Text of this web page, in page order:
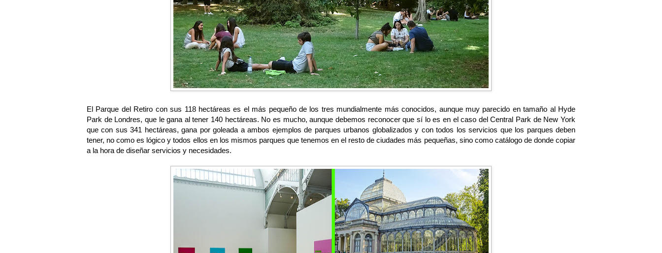
El Parque del Retiro con sus 118 hectáreas es el más pequeño de los tres mundialmente más conocidos, aunque muy parecido en tamaño al Hyde
Park de Londres, que le gana al tener 140 hectáreas. No es mucho, aunque debemos reconocer que sí lo es en el caso del Central Park de New York
que con sus 341 hectáreas, gana por goleada a ambos ejemplos de parques urbanos globalizados y con todos los servicios que los parques deben
tener, no como es lógico y todos ellos en los mismos parques que tenemos en el resto de ciudades más pequeñas, sino como catálogo de donde copiar
a la hora de diseñar servicios y necesidades.